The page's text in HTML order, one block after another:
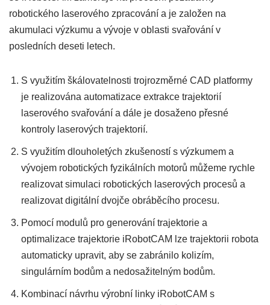
robotického laserového zpracování a je založen na
akumulaci výzkumu a vývoje v oblasti svařování v
posledních deseti letech.
S využitím škálovatelnosti trojrozměrné CAD platformy
je realizována automatizace extrakce trajektorií
laserového svařování a dále je dosaženo přesné
kontroly laserových trajektorií.
S využitím dlouholetých zkušeností s výzkumem a
vývojem robotických fyzikálních motorů můžeme rychle
realizovat simulaci robotických laserových procesů a
realizovat digitální dvojče obráběcího procesu.
Pomocí modulů pro generování trajektorie a
optimalizace trajektorie iRobotCAM lze trajektorii robota
automaticky upravit, aby se zabránilo kolizím,
singulárním bodům a nedosažitelným bodům.
Kombinací návrhu výrobní linky iRobotCAM s